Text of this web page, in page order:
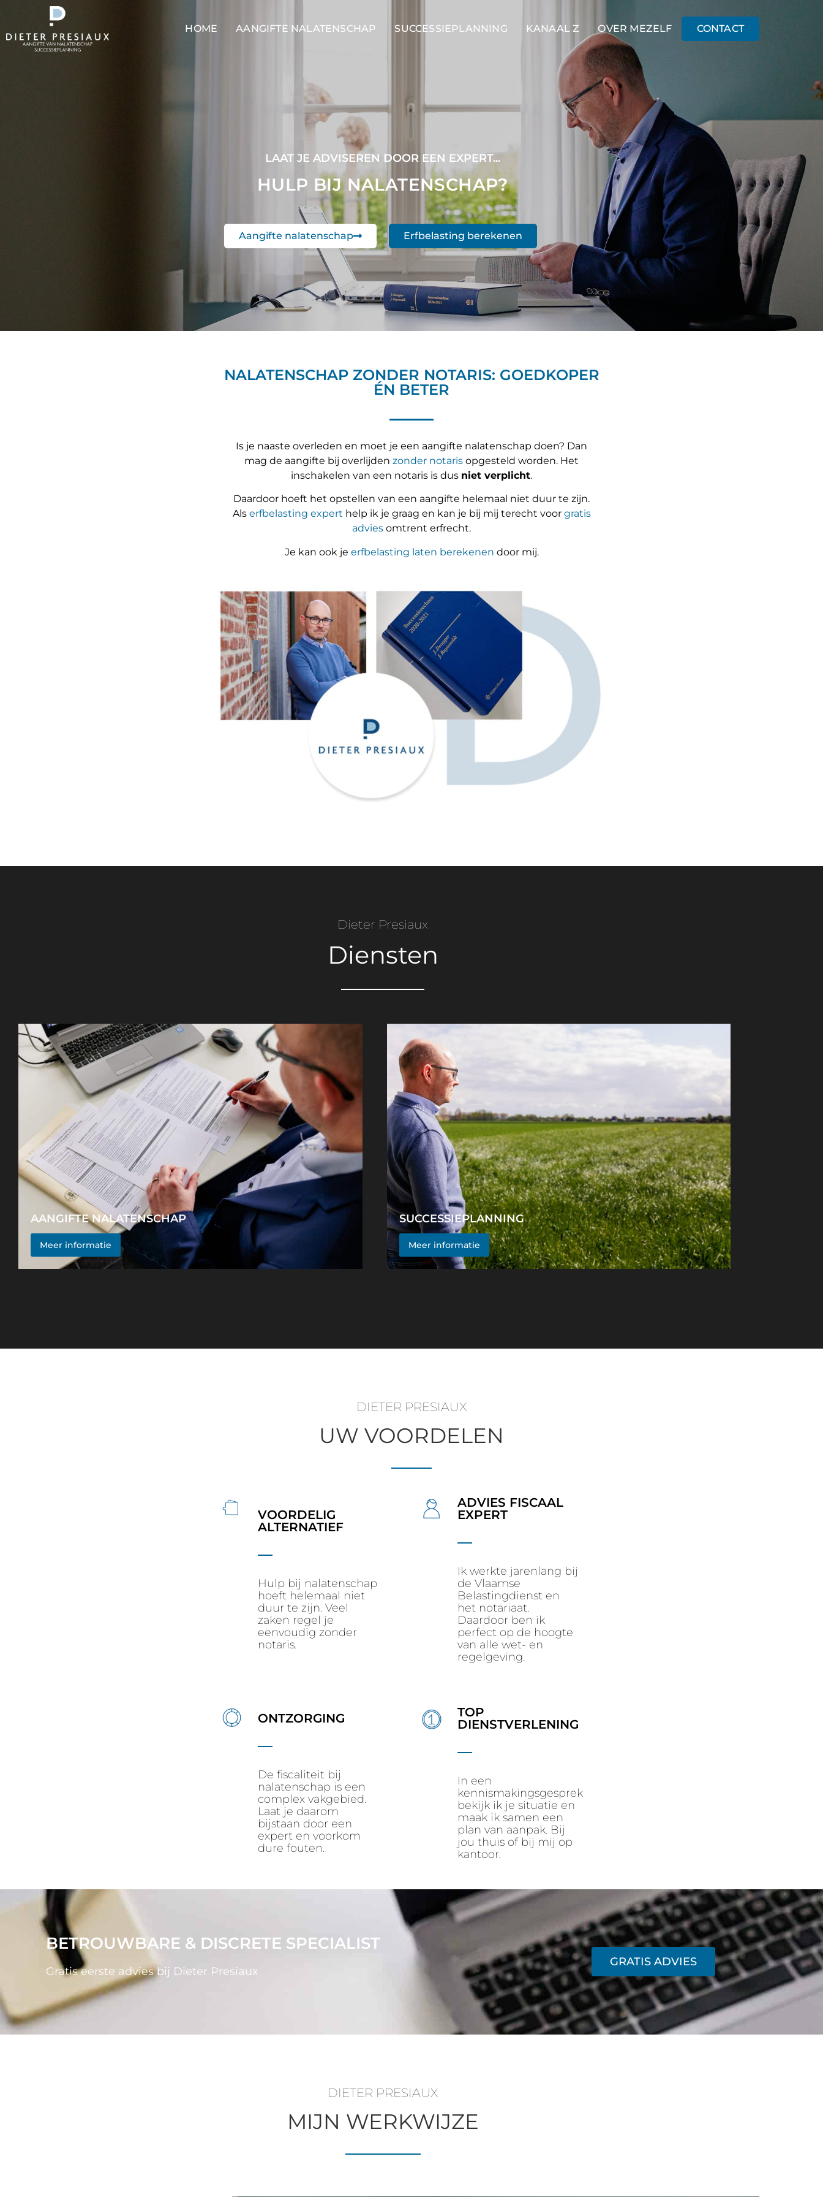
HOME AANGIFTE NALATENSCHAP SUCCESSIEPLANNING KANAAL Z OVER MEZELF CONTACT
LAAT JE ADVISEREN DOOR EEN EXPERT...
HULP BIJ NALATENSCHAP?
Aangifte nalatenschap Erfbelasting berekenen
NALATENSCHAP ZONDER NOTARIS: GOEDKOPER
ÉN BETER
Is je naaste overleden en moet je een aangifte nalatenschap doen? Dan
mag de aangifte bij overlijden zonder notaris opgesteld worden. Het
inschakelen van een notaris is dus niet verplicht.
Daardoor hoeft het opstellen van een aangifte helemaal niet duur te zijn.
Als erfbelasting expert help ik je graag en kan je bij mij terecht voor gratis
advies omtrent erfrecht.
Je kan ook je erfbelasting laten berekenen door mij.
Dieter Presiaux
Diensten
AANGIFTE NALATENSCHAP
Aanvragen attest, indienen aangifte, erfbelasting, ...
Meer informatie
SUCCESSIEPLANNING
Bepalen nalatenschap, testament, huwelijkscontract, ...
Meer informatie
DIETER PRESIAUX
UW VOORDELEN
VOORDELIG
ALTERNATIEF
Hulp bij nalatenschap
hoeft helemaal niet
duur te zijn. Veel
zaken regel je
eenvoudig zonder
notaris.
ADVIES FISCAAL
EXPERT
Ik werkte jarenlang bij
de Vlaamse
Belastingdienst en
het notariaat.
Daardoor ben ik
perfect op de hoogte
van alle wet- en
regelgeving.
ONTZORGING
De fiscaliteit bij
nalatenschap is een
complex vakgebied.
Laat je daarom
bijstaan door een
expert en voorkom
dure fouten.
TOP
DIENSTVERLENING
In een
kennismakingsgesprek
bekijk ik je situatie en
maak ik samen een
plan van aanpak. Bij
jou thuis of bij mij op
kantoor.
BETROUWBARE & DISCRETE SPECIALIST
Gratis eerste advies bij Dieter Presiaux
GRATIS ADVIES
DIETER PRESIAUX
MIJN WERKWIJZE